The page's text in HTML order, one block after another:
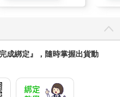
成綁定』，隨時掌握出貨動